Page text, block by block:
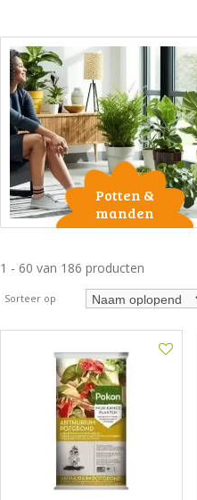
Potten &
manden
1 - 60 van 186 producten
Sorteer op